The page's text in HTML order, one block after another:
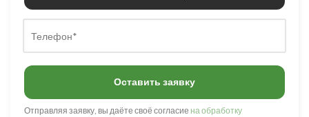
Оставить заявку
Отправляя заявку, вы даёте своё согласие на обработку